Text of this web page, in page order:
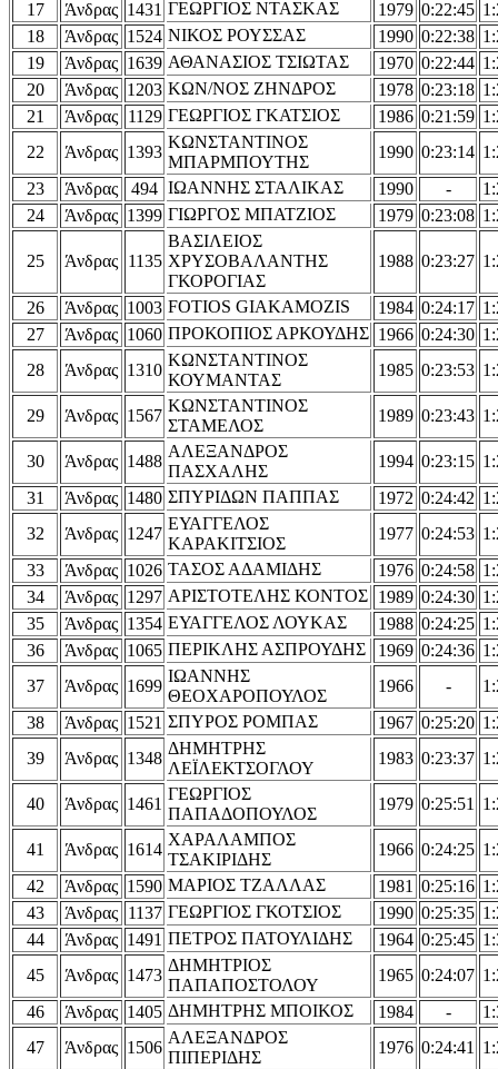
17 Άνδρας 1431 ΓΕΩΡΓΙΟΣ ΝΤΑΣΚΑΣ 1979 0:22:45
18
Άνδρας 1524 ΝΙΚΟΣ ΡΟΥΣΣΑΣ 1990 0:22:38
19
Άνδρας 1639 ΑΘΑΝΑΣΙΟΣ ΤΣΙΩΤΑΣ 1970 0:22:44
20
Άνδρας 1203 ΚΩΝ/ΝΟΣ ΖΗΝΔΡΟΣ 1978 0:23:18
21
Άνδρας 1129 ΓΕΩΡΓΙΟΣ ΓΚΑΤΣΙΟΣ 1986 0:21:59
22
Άνδρας 1393
ΚΩΝΣΤΑΝΤΙΝΟΣ
ΜΠΑΡΜΠΟΥΤΗΣ
1990 0:23:14
23
Άνδρας 494 ΙΩΑΝΝΗΣ ΣΤΑΛΙΚΑΣ 1990 -
24
Άνδρας 1399 ΓΙΩΡΓΟΣ ΜΠΑΤΖΙΟΣ 1979 0:23:08
25 Άνδρας 1135
ΒΑΣΙΛΕΙΟΣ
ΧΡΥΣΟΒΑΛΑΝΤΗΣ
ΓΚΟΡΟΓΙΑΣ
1988 0:23:27
26 Άνδρας 1003 FOTIOS GIAKAMOZIS 1984 0:24:17
27
Άνδρας 1060 ΠΡΟΚΟΠΙΟΣ ΑΡΚΟΥΔΗΣ 1966 0:24:30
28
Άνδρας 1310
ΚΩΝΣΤΑΝΤΙΝΟΣ
ΚΟΥΜΑΝΤΑΣ
1985 0:23:53
29 Άνδρας 1567
ΚΩΝΣΤΑΝΤΙΝΟΣ
ΣΤΑΜΕΛΟΣ
1989 0:23:43
30 Άνδρας 1488
ΑΛΕΞΑΝΔΡΟΣ
ΠΑΣΧΑΛΗΣ
1994 0:23:15
31
Άνδρας 1480 ΣΠΥΡΙΔΩΝ ΠΑΠΠΑΣ 1972 0:24:42
32
Άνδρας 1247
ΕΥΑΓΓΕΛΟΣ
ΚΑΡΑΚΙΤΣΙΟΣ
1977 0:24:53
33
Άνδρας 1026 ΤΑΣΟΣ ΑΔΑΜΙΔΗΣ 1976 0:24:58
34
Άνδρας 1297 ΑΡΙΣΤΟΤΕΛΗΣ ΚΟΝΤΟΣ 1989 0:24:30
35
Άνδρας 1354 ΕΥΑΓΓΕΛΟΣ ΛΟΥΚΑΣ 1988 0:24:25
36
Άνδρας 1065 ΠΕΡΙΚΛΗΣ ΑΣΠΡΟΥΔΗΣ 1969 0:24:36
37
Άνδρας 1699
ΙΩΑΝΝΗΣ
ΘΕΟΧΑΡΟΠΟΥΛΟΣ
1966 -
38
Άνδρας 1521 ΣΠΥΡΟΣ ΡΟΜΠΑΣ 1967 0:25:20
39
Άνδρας 1348
ΔΗΜΗΤΡΗΣ
ΛΕΪΛΕΚΤΣΟΓΛΟΥ
1983 0:23:37
40 Άνδρας 1461
ΓΕΩΡΓΙΟΣ
ΠΑΠΑΔΟΠΟΥΛΟΣ
1979 0:25:51
41 Άνδρας 1614
ΧΑΡΑΛΑΜΠΟΣ
ΤΣΑΚΙΡΙΔΗΣ
1966 0:24:25
42
Άνδρας 1590 ΜΑΡΙΟΣ ΤΖΑΛΛΑΣ 1981 0:25:16
43
Άνδρας 1137 ΓΕΩΡΓΙΟΣ ΓΚΟΤΣΙΟΣ 1990 0:25:35
44
Άνδρας 1491 ΠΕΤΡΟΣ ΠΑΤΟΥΛΙΔΗΣ 1964 0:25:45
45
Άνδρας 1473
ΔΗΜΗΤΡΙΟΣ
ΠΑΠΑΠΟΣΤΟΛΟΥ
1965 0:24:07
46
Άνδρας 1405 ΔΗΜΗΤΡΗΣ ΜΠΟΙΚΟΣ 1984 -
47
Άνδρας 1506
ΑΛΕΞΑΝΔΡΟΣ
ΠΙΠΕΡΙΔΗΣ
1976 0:24:41